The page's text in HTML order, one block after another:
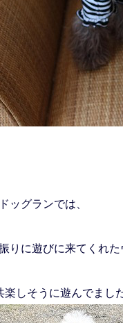
ッグランでは、
りに遊びに来てくれ
楽しそうに遊んでまし